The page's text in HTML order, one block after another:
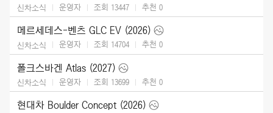
신차소식 운영자 조회 13447 추천 0
메르세데스-벤츠 GLC EV (2026)
신차소식 운영자 조회 14704 추천 0
폴크스바겐 Atlas (2027)
신차소식 운영자 조회 13699 추천 0
현대차 Boulder Concept (2026)